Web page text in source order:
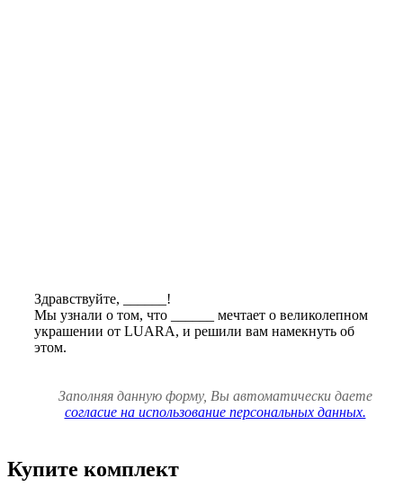
Здравствуйте,
!
Мы узнали о том, что
мечтает о великолепном
украшении от LUARA, и решили вам намекнуть об
этом.
Заполняя данную форму, Вы автоматически даете
согласие на использование персональных данных.
Купите комплект